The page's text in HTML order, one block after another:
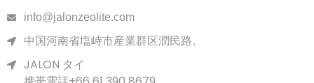
info@jalonzeolite.com
中国河南省塩峙市産業群区潤民路。
JALON タイ